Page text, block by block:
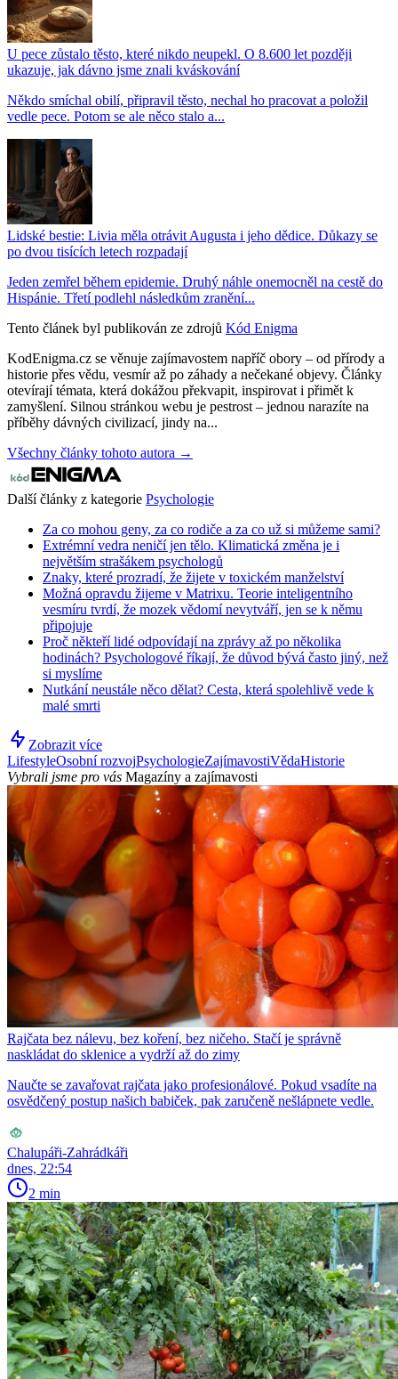
U pece zůstalo těsto, které nikdo neupekl. O 8.600 let později
ukazuje, jak dávno jsme znali kváskování
Někdo smíchal obilí, připravil těsto, nechal ho pracovat a položil
vedle pece. Potom se ale něco stalo a...
Lidské bestie: Livia měla otrávit Augusta i jeho dědice. Důkazy se
po dvou tisících letech rozpadají
Jeden zemřel během epidemie. Druhý náhle onemocněl na cestě do
Hispánie. Třetí podlehl následkům zranění...
Tento článek byl publikován ze zdrojů Kód Enigma
KodEnigma.cz se věnuje zajímavostem napříč obory – od přírody a
historie přes vědu, vesmír až po záhady a nečekané objevy. Články
otevírají témata, která dokážou překvapit, inspirovat i přimět k
zamyšlení. Silnou stránkou webu je pestrost – jednou narazíte na
příběhy dávných civilizací, jindy na...
Všechny články tohoto autora →
Další články z kategorie Psychologie
Za co mohou geny, za co rodiče a za co už si můžeme sami?
Extrémní vedra neničí jen tělo. Klimatická změna je i
největším strašákem psychologů
Znaky, které prozradí, že žijete v toxickém manželství
Možná opravdu žijeme v Matrixu. Teorie inteligentního
vesmíru tvrdí, že mozek vědomí nevytváří, jen se k němu
připojuje
Proč někteří lidé odpovídají na zprávy až po několika
hodinách? Psychologové říkají, že důvod bývá často jiný, než
si myslíme
Nutkání neustále něco dělat? Cesta, která spolehlivě vede k
malé smrti
Zobrazit více
LifestyleOsobní rozvojPsychologieZajímavostiVědaHistorie
Vybrali jsme pro vás Magazíny a zajímavosti
Rajčata bez nálevu, bez koření, bez ničeho. Stačí je správně
naskládat do sklenice a vydrží až do zimy
Naučte se zavařovat rajčata jako profesionálové. Pokud vsadíte na
osvědčený postup našich babiček, pak zaručeně nešlápnete vedle.
Chalupáři-Zahrádkáři
dnes, 22:54
2 min